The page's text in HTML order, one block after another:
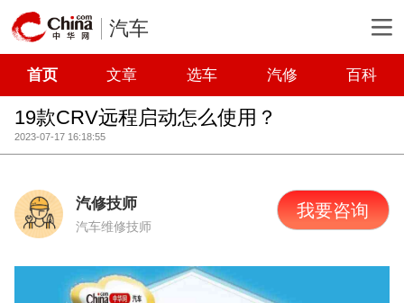
汽车
首页 文章 选车 汽修 百科
19款CRV远程启动怎么使用？
2023-07-17 16:18:55
汽修技师
汽车维修技师
我要咨询